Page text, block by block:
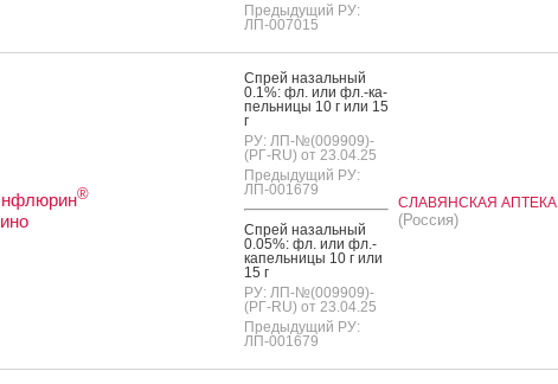
Предыдущий РУ:
ЛП-007015
®
Спрей на­заль­ный
0.1%: фл. или фл.-ка­
пель­ни­цы 10 г или 15
г
РУ: ЛП-№(009909)-
(РГ-RU) от 23.04.25
Предыдущий РУ:
ЛП-001679
Спрей на­заль­ный
0.05%: фл. или фл.-
ка­пель­ни­цы 10 г или
15 г
РУ: ЛП-№(009909)-
(РГ-RU) от 23.04.25
Предыдущий РУ:
ЛП-001679
СЛАВЯНСКАЯ АПТЕКА
(Россия)